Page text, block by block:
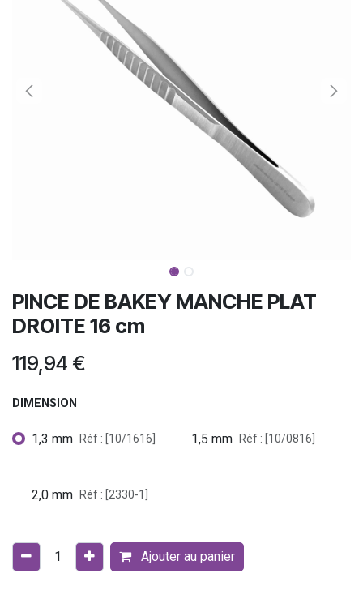
PINCE DE BAKEY MANCHE PLAT
DROITE 16 cm
119,94 €
DIMENSION
1,3 mm Réf : [10/1616] 1,5 mm Réf : [10/0816]
2,0 mm Réf : [2330-1]
Ajouter au panier